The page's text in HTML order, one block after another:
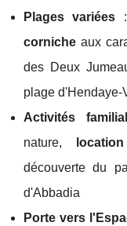
Plages variées
corniche aux
des Deux
plage
Activités
nature,
découverte du
d'Abbadia
Porte vers